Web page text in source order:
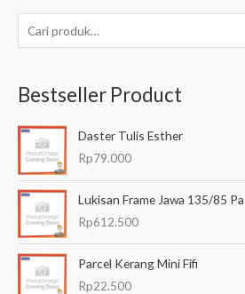
e
c
a
u
n
Bestseller Product
Daster Tulis Esther
Rp79.000
Lukisan Frame Jawa 135/85 Pa
Rp612.500
Parcel Kerang Mini Fifi
Rp22.500